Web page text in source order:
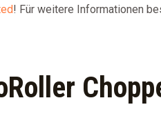
! Für weitere Informationen